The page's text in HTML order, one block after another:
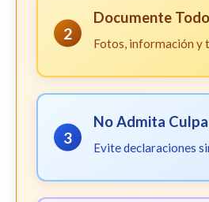
2
Documente Todo
Fotos, información y
3
No Admita Culpa
Evite declaraciones